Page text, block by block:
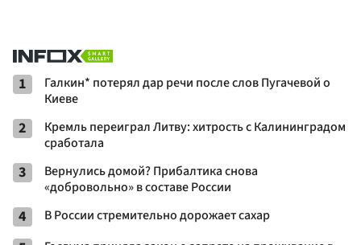
1
Галкин* потерял дар речи после слов Пугачевой о
Киеве
2
Кремль переиграл Литву: хитрость с Калининградом
сработала
3
Вернулись домой? Прибалтика снова
«добровольно» в составе России
4 В России стремительно дорожает сахар